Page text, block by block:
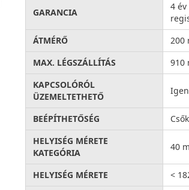
GARANCIA
4
ÁTMÉRŐ
200
MAX. LÉGSZÁLLÍTÁS
910
KAPCSOLÓRÓL
ÜZEMELTETHETŐ
Igen
BEÉPÍTHETŐSÉG
HELYISÉG MÉRETE
KATEGÓRIA
40
HELYISÉG MÉRETE
<